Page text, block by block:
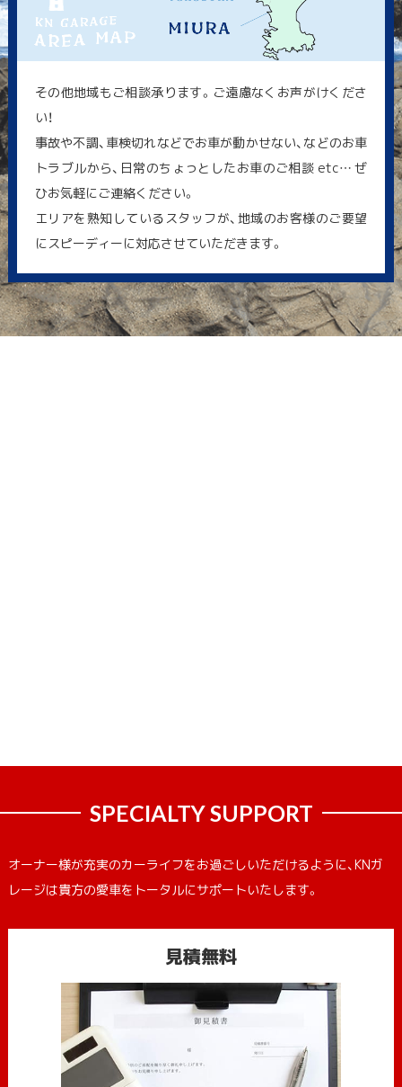
その他地域もご相談承ります。ご遠慮なくお声がけくださ
い！
事故や不調、車検切れなどでお車が動かせない、などのお車
トラブルから、日常のちょっとしたお車のご相談 etc… ぜ
ひお気軽にご連絡ください。
エリアを熟知しているスタッフが、地域のお客様のご要望
にスピーディーに対応させていただきます。
SPECIALTY SUPPORT
オーナー様が充実のカーライフをお過ごしいただけるように、KNガ
レージは貴方の愛車をトータルにサポートいたします。
見積無料